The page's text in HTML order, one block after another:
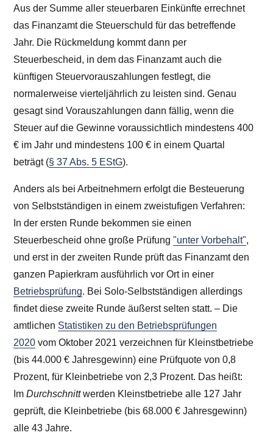
Aus der Summe aller steuerbaren Einkünfte errechnet
das Finanzamt die Steuerschuld für das betreffende
Jahr. Die Rückmeldung kommt dann per
Steuerbescheid, in dem das Finanzamt auch die
künftigen Steuervorauszahlungen festlegt, die
normalerweise vierteljährlich zu leisten sind. Genau
gesagt sind Vorauszahlungen dann fällig, wenn die
Steuer auf die Gewinne voraussichtlich mindestens 400
€ im Jahr und mindestens 100 € in einem Quartal
beträgt (§ 37 Abs. 5 EStG).
Anders als bei Arbeitnehmern erfolgt die Besteuerung
von Selbstständigen in einem zweistufigen Verfahren:
In der ersten Runde bekommen sie einen
Steuerbescheid ohne große Prüfung"unter Vorbehalt",
und erst in der zweiten Runde prüft das Finanzamt den
ganzen Papierkram ausführlich vor Ort in einer
Betriebsprüfung. Bei Solo-Selbstständigen allerdings
findet diese zweite Runde äußerst selten statt. – Die
amtlichen Statistiken zu den Betriebsprüfungen
2020 vom Oktober 2021 verzeichnen für Kleinstbetriebe
(bis 44.000 € Jahresgewinn) eine Prüfquote von 0,8
Prozent, für Kleinbetriebe von 2,3 Prozent. Das heißt:
ImDurchschnittwerden Kleinstbetriebe alle 127 Jahr
geprüft, die Kleinbetriebe (bis 68.000 € Jahresgewinn)
alle 43 Jahre.